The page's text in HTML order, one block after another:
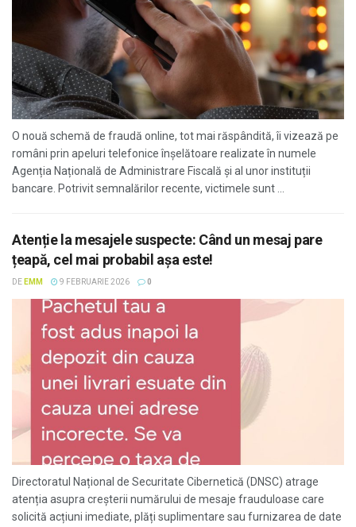
O nouă schemă de fraudă online, tot mai răspândită, îi vizează pe
români prin apeluri telefonice înșelătoare realizate în numele
Agenția Națională de Administrare Fiscală și al unor instituții
bancare. Potrivit semnalărilor recente, victimele sunt ...
Atenție la mesajele suspecte: Când un mesaj pare
țeapă, cel mai probabil așa este!
DE EMM 9 FEBRUARIE 2026 0
Directoratul Național de Securitate Cibernetică (DNSC) atrage
atenția asupra creșterii numărului de mesaje frauduloase care
solicită acțiuni imediate, plăți suplimentare sau furnizarea de date